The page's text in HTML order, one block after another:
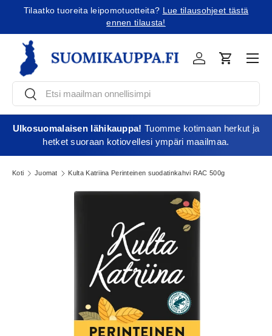
Tilaatko tuoreita leipomotuotteita? Lue tilausohjeet tästä
ennen tilausta!
EtsiEtsi
KirjauduOstoskori
Ulkosuomalaisen lähikauppa! Tuomme kotimaan herkut ja
hetket suoraan kotiovellesi ympäri maailmaa.
Koti Juomat Kulta Katriina Perinteinen suodatinkahvi RAC 500g